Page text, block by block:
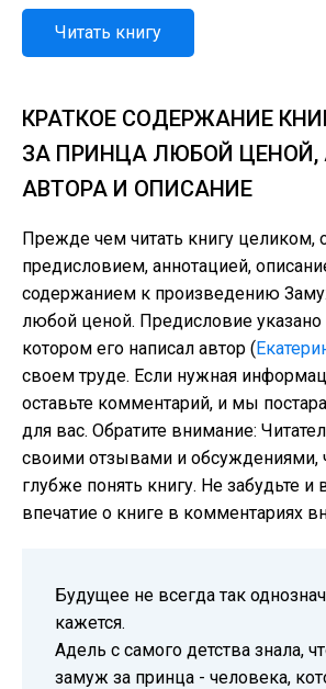
Читать книгу
КРАТКОЕ СОДЕРЖАНИЕ
ЗА ПРИНЦА ЛЮБОЙ ЦЕНОЙ,
АВТОРА И ОПИСАНИЕ
Прежде чем читать книгу целиком,
предисловием, аннотацией,
содержанием к произведению
любой ценой. Предисловие
котором его написал автор (
своем труде. Если нужная
оставьте комментарий, и мы
для вас. Обратите внимание:
своими отзывами и обсуждениями,
глубже понять книгу. Не забудьте и
впечатие о книге в комментариях
Будущее не всегда так
кажется.
Адель с самого детства знала,
замуж за принца - человека,